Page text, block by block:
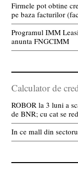
Firmele pot obtine
pe baza facturilor
Programul IMM
anunta FNGCIMM
Calculator de
ROBOR la 3 luni a
de BNR; cu cat se
In ce mall din